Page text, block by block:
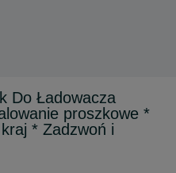
Do Ładowacza
proszkowe *
* Zadzwoń i